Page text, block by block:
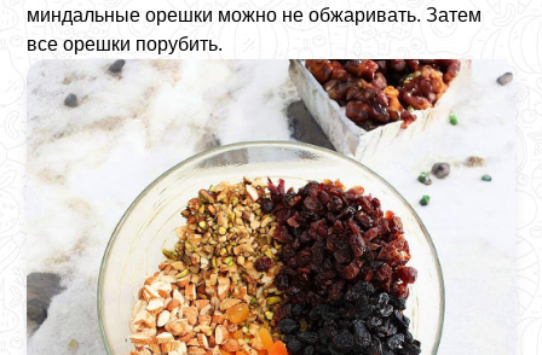
миндальные орешки можно не обжаривать. Затем
все орешки порубить.